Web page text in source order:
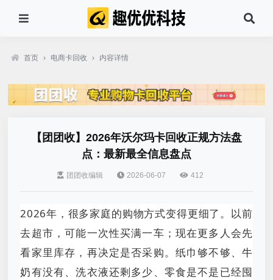
首页 › 电商卡回收 › 内容详情
【团团收】2026年沃尔玛卡回收正规方法盘
点：最新最全信息盘点
团团收编辑 2026-06-07 412
2026年，很多家庭的购物方式变得更细了。以前
去超市，可能一次性买满一车；现在更多人会先
看家里库存，再决定是否采购。纸巾够不够、牛
奶有没有、洗衣液还剩多少、零食是不是已经囤